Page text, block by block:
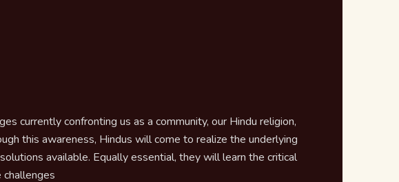
currently confronting us as a community, our Hindu religion,
this awareness, Hindus will come to realize the underlying
available. Equally essential, they will learn the critical